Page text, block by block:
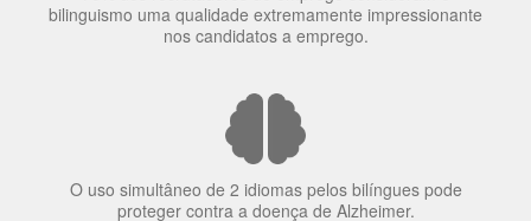
70% dos recrutadores de emprego consideram o
nos candidatos a emprego.